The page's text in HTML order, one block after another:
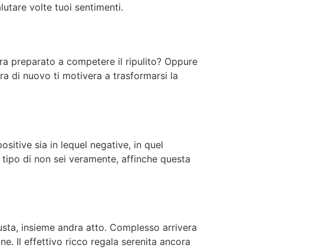
volte tuoi sentimenti.
preparato a competere il ripulito? Oppure
di nuovo ti motivera a trasformarsi la
sia in lequel negative, in quel
di non sei veramente, affinche questa
insieme andra atto. Complesso arrivera
Il effettivo ricco regala serenita ancora